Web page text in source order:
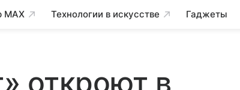
MAX Технологии в искусстве Гаджеты
откроют в